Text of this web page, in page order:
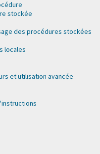
stockée
des procédures stockées
locales
et utilisation avancée